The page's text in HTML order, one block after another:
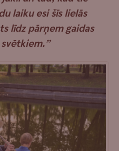
laiku esi šīs lielās
līdz pārņem gaidas